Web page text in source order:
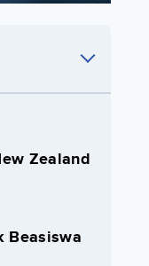
Zealand
Beasiswa